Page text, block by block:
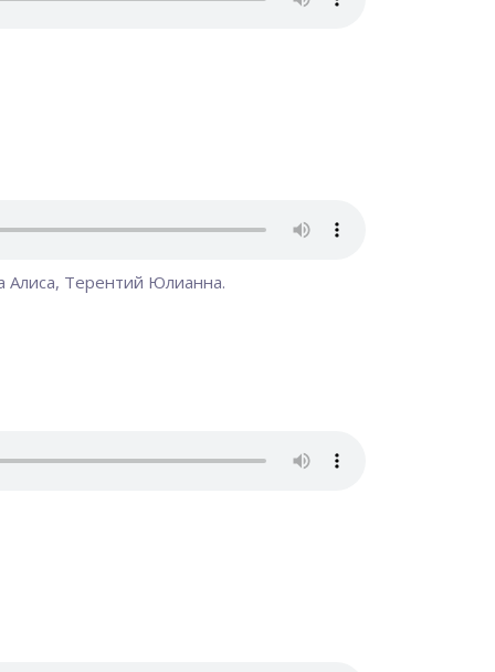
Алиса, Терентий Юлианна.